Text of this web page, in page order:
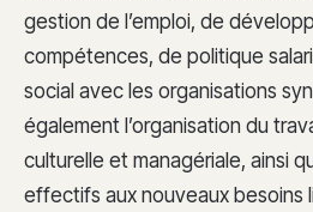
gestion de l’emploi, de
compétences, de politique
social avec les organisations
également l’organisation du
culturelle et managériale, ainsi
effectifs aux nouveaux besoins